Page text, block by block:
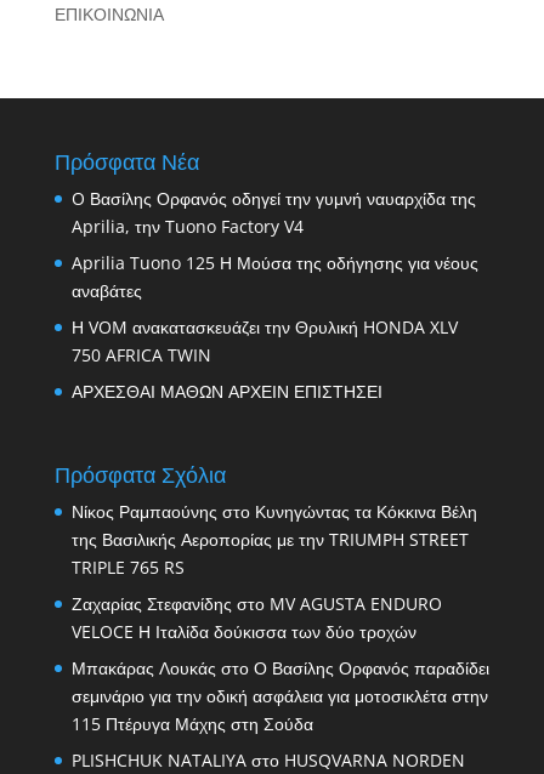
ΕΠΙΚΟΙΝΩΝΙΑ
Πρόσφατα Νέα
O Βασίλης Ορφανός οδηγεί την γυμνή ναυαρχίδα της
Aprilia, την Tuono Factory V4
Aprilia Tuono 125 Η Μούσα της οδήγησης για νέους
αναβάτες
Η VOM ανακατασκευάζει την Θρυλική HONDA XLV
750 AFRICA TWIN
ΑΡΧΕΣΘΑΙ ΜΑΘΩΝ ΑΡΧΕΙΝ ΕΠΙΣΤΗΣΕΙ
Πρόσφατα Σχόλια
Νίκος Ραμπαούνης στο Κυνηγώντας τα Κόκκινα Βέλη
της Βασιλικής Αεροπορίας με την TRIUMPH STREET
TRIPLE 765 RS
Ζαχαρίας Στεφανίδης στο MV AGUSTA ENDURO
VELOCE Η Ιταλίδα δούκισσα των δύο τροχών
Μπακάρας Λουκάς στο Ο Βασίλης Ορφανός παραδίδει
σεμινάριο για την οδική ασφάλεια για μοτοσικλέτα στην
115 Πτέρυγα Μάχης στη Σούδα
PLISHCHUK NATALIYAστο HUSQVARNA NORDEN